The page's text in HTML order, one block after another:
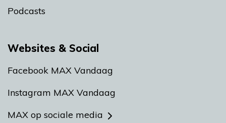
Podcasts
Websites & Social
Facebook MAX Vandaag
Instagram MAX Vandaag
MAX op sociale media